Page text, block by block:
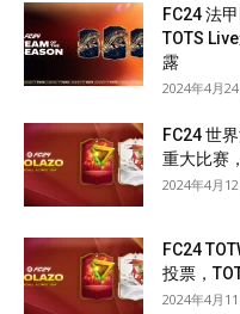
FC24 法
TOTS
露
2024年4月24
FC24 世
重大比赛
2024年4月12
FC24
投票，
2024年4月11